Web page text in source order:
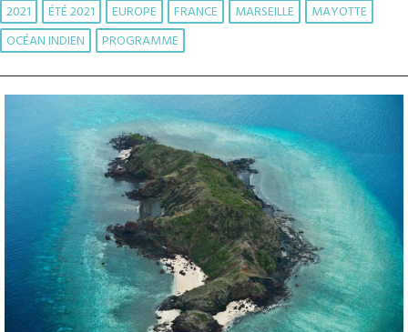
2021 ÉTÉ 2021 EUROPE FRANCE MARSEILLE
MAYOTTE
OCÉAN INDIEN
PROGRAMME